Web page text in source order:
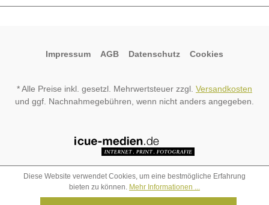
Impressum AGB Datenschutz Cookies
* Alle Preise inkl. gesetzl. Mehrwertsteuer zzgl. Versandkosten
und ggf. Nachnahmegebühren, wenn nicht anders angegeben.
Diese Website verwendet Cookies, um eine bestmögliche Erfahrung
bieten zu können. Mehr Informationen ...